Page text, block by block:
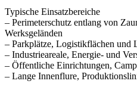
Typische Einsatzbereiche
– Perimeterschutz entlang von
Werksgeländen
– Parkplätze, Logistikflächen und
– Industrieareale, Energie- und
– Öffentliche Einrichtungen,
– Lange Innenflure,